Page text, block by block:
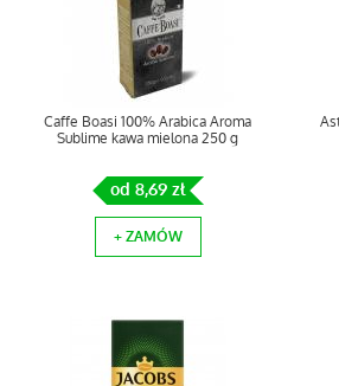
Caffe Boasi 100% Arabica Aroma
Sublime kawa mielona 250 g
od 8,69 zł
+ ZAMÓW